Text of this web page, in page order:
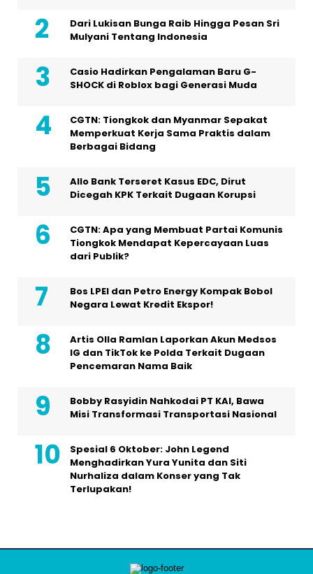
Dari Lukisan Bunga Raib Hingga Pesan Sri
Mulyani Tentang Indonesia
Casio Hadirkan Pengalaman Baru G-
SHOCK di Roblox bagi Generasi Muda
CGTN: Tiongkok dan Myanmar Sepakat
Memperkuat Kerja Sama Praktis dalam
Berbagai Bidang
Allo Bank Terseret Kasus EDC, Dirut
Dicegah KPK Terkait Dugaan Korupsi
CGTN: Apa yang Membuat Partai Komunis
Tiongkok Mendapat Kepercayaan Luas
dari Publik?
Bos LPEI dan Petro Energy Kompak Bobol
Negara Lewat Kredit Ekspor!
Artis Olla Ramlan Laporkan Akun Medsos
IG dan TikTok ke Polda Terkait Dugaan
Pencemaran Nama Baik
Bobby Rasyidin Nahkodai PT KAI, Bawa
Misi Transformasi Transportasi Nasional
Spesial 6 Oktober: John Legend
Menghadirkan Yura Yunita dan Siti
Nurhaliza dalam Konser yang Tak
Terlupakan!